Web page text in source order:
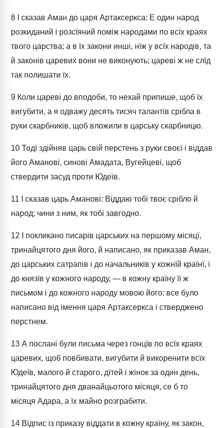
8 І сказав Аман до царя Артаксеркса: Е один народ
розкиданий і розсїяний поміж народами по всїх краях
твого царства; а в їх закони инші, нїж у всїх народів, та
й законів царевих вони не виконують; цареві ж не слїд
так полишати їх.
9 Коли цареві до вподоби, то нехай припише, щоб їх
вигубити, а я одважу десять тисяч талантів срібла в
руки скарбників, щоб вложили в царську скарбницю.
10 Тодї здійняв царь свій перстень з руки своєї і віддав
його Аманові, синові Амадата, Вугейцеві, щоб
ствердити засуд проти Юдеїв.
11 І сказав царь Аманові: Віддаю тобі твоє срібло й
народ; чини з ним, як тобі завгодно.
12 І покликано писарів царських на першому місяцї,
тринайцятого дня його, й написано, як приказав Аман,
до царських сатрапів і до начальників у кожнїй країнї, і
до князїв у кожного народу, — в кожну країну її ж
письмом і до кожного народу мовою його: все було
написано від імення царя Артаксеркса і стверджено
перстнем.
13 А послані були письма через гонцїв по всїх краях
царевих, щоб повбивати, вигубити й викоренити всїх
Юдеїв, малого й старого, дїтей і жінок за один день,
тринайцятого дня дванайцьотого місяця, се б то
місяця Адара, а їх майно розграбити.
14 Відпис із приказу віддати в кожну країну, як закон,